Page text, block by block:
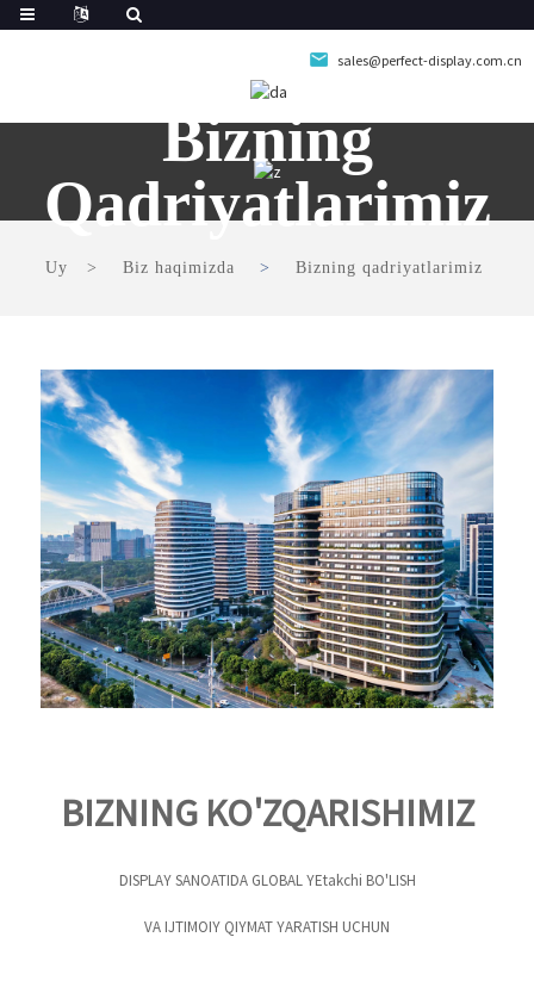
sales@perfect-display.com.cn
Bizning
Qadriyatlarimiz
Uy Biz haqimizda Bizning qadriyatlarimiz
BIZNING KO'ZQARISHIMIZ
DISPLAY SANOATIDA GLOBAL YEtakchi BO'LISH
VA IJTIMOIY QIYMAT YARATISH UCHUN